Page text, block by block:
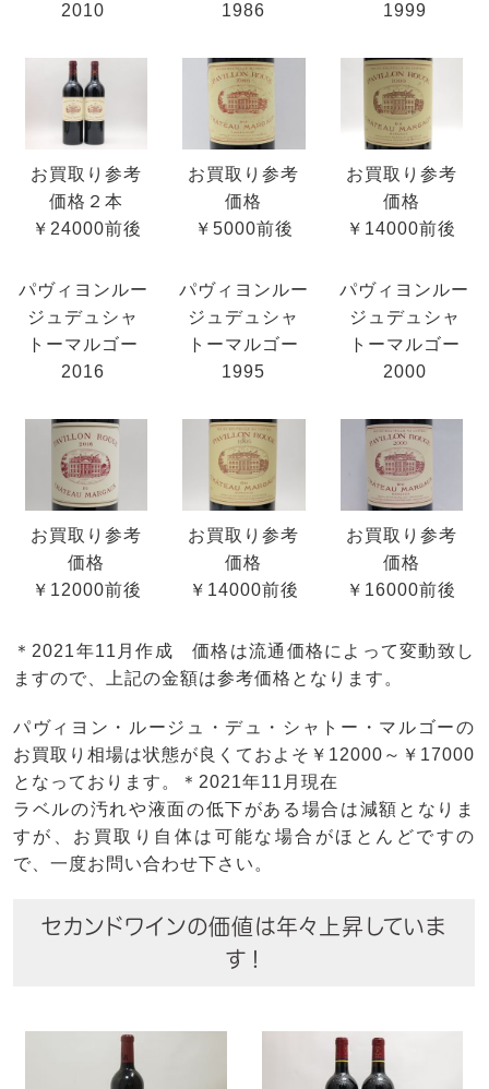
2010
1986
1999
お買取り参考
価格２本
￥24000前後
お買取り参考
価格
￥5000前後
お買取り参考
価格
￥14000前後
パヴィヨンルー
ジュデュシャ
トーマルゴー
2016
パヴィヨンルー
ジュデュシャ
トーマルゴー
1995
パヴィヨンルー
ジュデュシャ
トーマルゴー
2000
お買取り参考
価格
￥12000前後
お買取り参考
価格
￥14000前後
お買取り参考
価格
￥16000前後
＊2021年11月作成 価格は流通価格によって変動致し
ますので、上記の金額は参考価格となります。
パヴィヨン・ルージュ・デュ・シャトー・マルゴーの
お買取り相場は状態が良くておよそ￥12000～￥17000
となっております。＊2021年11月現在
ラベルの汚れや液面の低下がある場合は減額となりま
すが、お買取り自体は可能な場合がほとんどですの
で、一度お問い合わせ下さい。
セカンドワインの価値は年々上昇していま
す！